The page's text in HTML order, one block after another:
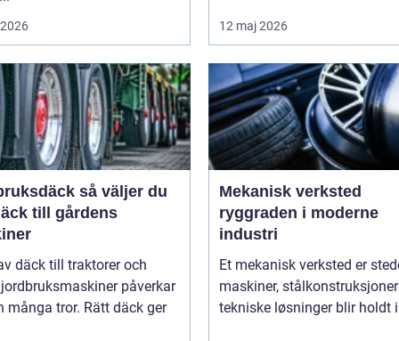
12 maj 2026
så väljer du
till gårdens
däck till traktorer och
påverkar
många tror. Rätt däck ger
Mekanisk verksted
ryggraden i moderne
industri
Et mekanisk verksted er
maskiner,
tekniske løsninger blir holdt